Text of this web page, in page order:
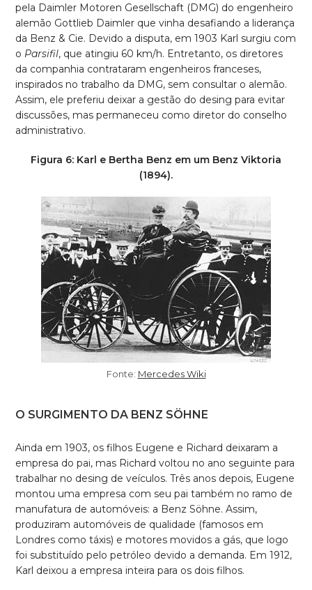
pela Daimler Motoren Gesellschaft (DMG) do engenheiro
alemão Gottlieb Daimler que vinha desafiando a liderança
da Benz & Cie. Devido a disputa, em 1903 Karl surgiu com
o Parsifil, que atingiu 60 km/h. Entretanto, os diretores
da companhia contrataram engenheiros franceses,
inspirados no trabalho da DMG, sem consultar o alemão.
Assim, ele preferiu deixar a gestão do desing para evitar
discussões, mas permaneceu como diretor do conselho
administrativo.
Figura 6: Karl e Bertha Benz em um Benz Viktoria
(1894).
Fonte: Mercedes Wiki
O SURGIMENTO DA BENZ SÖHNE
Ainda em 1903, os filhos Eugene e Richard deixaram a
empresa do pai, mas Richard voltou no ano seguinte para
trabalhar no desing de veículos. Três anos depois, Eugene
montou uma empresa com seu pai também no ramo de
manufatura de automóveis: a Benz Söhne. Assim,
produziram automóveis de qualidade (famosos em
Londres como táxis) e motores movidos a gás, que logo
foi substituído pelo petróleo devido a demanda. Em 1912,
Karl deixou a empresa inteira para os dois filhos.